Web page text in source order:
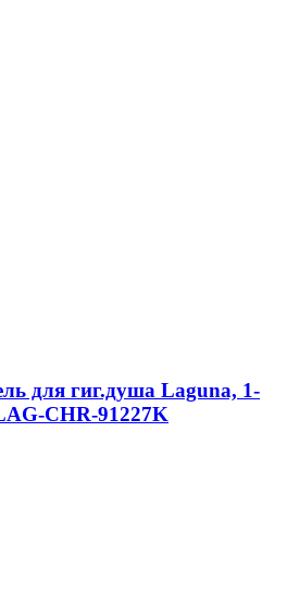
для гиг.душа Laguna, 1-
CHR-91227K